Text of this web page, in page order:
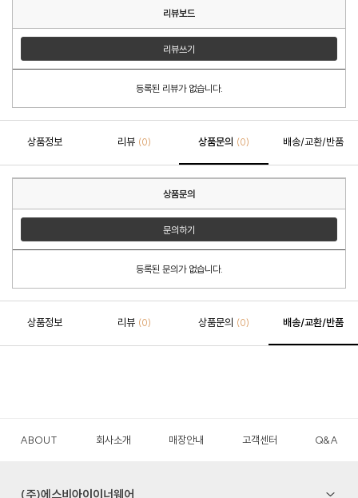
리뷰보드
리뷰쓰기
등록된 리뷰가 없습니다.
상품정보 리뷰 (0) 상품문의 (0) 배송/교환/반품
상품문의
문의하기
등록된 문의가 없습니다.
상품정보 리뷰 (0) 상품문의 (0) 배송/교환/반품
ABOUT 회사소개 매장안내 고객센터 Q&A
(주)에스비아이이너웨어